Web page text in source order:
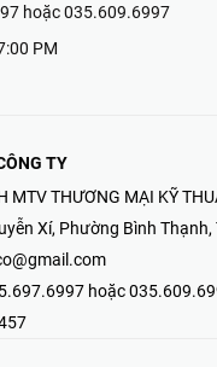
hoặc 035.609.6997
PM
TY
MTV THƯƠNG MẠI KỸ
Xí, Phường Bình Thạnh,
hoặc